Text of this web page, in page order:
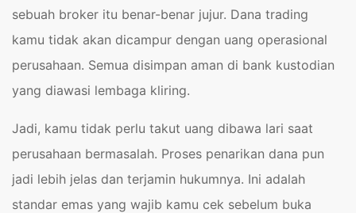
sebuah broker itu benar-benar jujur. Dana trading
kamu tidak akan dicampur dengan uang operasional
perusahaan. Semua disimpan aman di bank kustodian
yang diawasi lembaga kliring.
Jadi, kamu tidak perlu takut uang dibawa lari saat
perusahaan bermasalah. Proses penarikan dana pun
jadi lebih jelas dan terjamin hukumnya. Ini adalah
standar emas yang wajib kamu cek sebelum buka